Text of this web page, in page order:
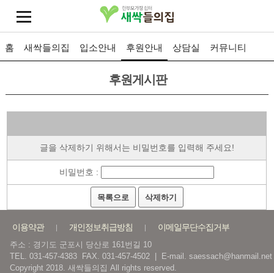
홈 새싹들의집 입소안내 후원안내 상담실 커뮤니티
후원게시판
글을 삭제하기 위해서는 비밀번호를 입력해 주세요!
비밀번호 :
목록으로 삭제하기
이용약관 개인정보취급방침 이메일무단수집거부
주소 : 경기도 군포시 당산로 161번길 10
TEL. 031-457-4383 FAX. 031-457-4502 | E-mail. saessach@hanmail.net
Copyright 2018. 새싹들의집 All rights reserved.